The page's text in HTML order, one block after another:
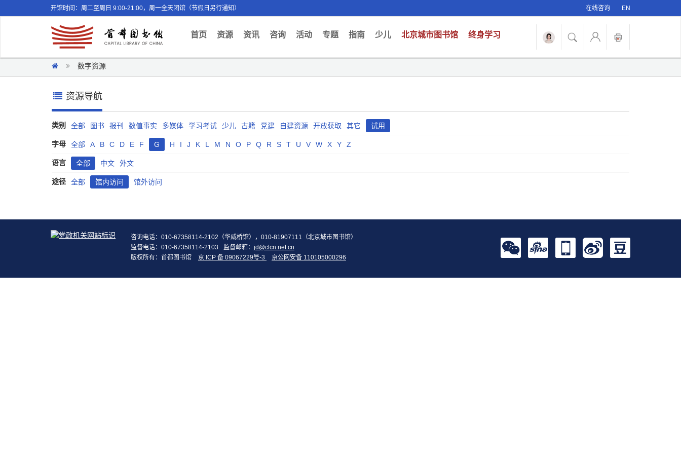
开馆时间：周二至周日 9:00-21:00，周一全天闭馆（节假日另行通知） 在线咨询 EN
首页(current)
资源 资讯 咨询 活动 专题 指南 少儿 北京城市图书馆 终身学习
数字资源
资源导航
类别 全部 图书 报刊 数值事实 多媒体 学习考试 少儿 古籍 党建 自建资源 开放获取 其它 试用
字母 全部 A B C D E F G H I J K L M N O P Q R S T U V W X Y Z
语言 全部 中文 外文
途径 全部 馆内访问 馆外访问
咨询电话：010-67358114-2102（华威桥馆），010-81907111（北京城市图书馆）
监督电话：010-67358114-2103
监督邮箱： jd@clcn.net.cn
版权所有：首都图书馆
京 ICP 备 09067229号-3 京公网安备 110105000296